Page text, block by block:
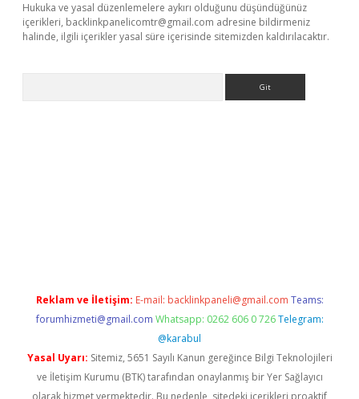
Hukuka ve yasal düzenlemelere aykırı olduğunu düşündüğünüz
içerikleri, backlinkpanelicomtr@gmail.com adresine bildirmeniz
halinde, ilgili içerikler yasal süre içerisinde sitemizden kaldırılacaktır.
Reklam ve İletişim: E-mail: backlinkpaneli@gmail.com Teams:
forumhizmeti@gmail.com Whatsapp: 0262 606 0 726 Telegram:
@karabul
Yasal Uyarı: Sitemiz, 5651 Sayılı Kanun gereğince Bilgi Teknolojileri
ve İletişim Kurumu (BTK) tarafından onaylanmış bir Yer Sağlayıcı
olarak hizmet vermektedir. Bu nedenle, sitedeki içerikleri proaktif